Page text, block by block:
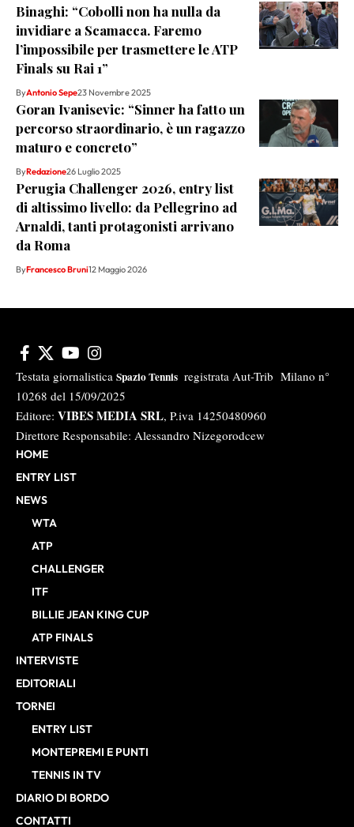
Binaghi: “Cobolli non ha nulla da
invidiare a Scamacca. Faremo
l’impossibile per trasmettere le ATP
Finals su Rai 1”
ByAntonio Sepe23 Novembre 2025
Goran Ivanisevic: “Sinner ha fatto un
percorso straordinario, è un ragazzo
maturo e concreto”
ByRedazione26 Luglio 2025
Perugia Challenger 2026, entry list
di altissimo livello: da Pellegrino ad
Arnaldi, tanti protagonisti arrivano
da Roma
ByFrancesco Bruni12 Maggio 2026
Testata giornalistica Spazio Tennis registrata Aut-Trib Milano n°
10268 del 15/09/2025
Editore: VIBES MEDIA SRL, P.iva 14250480960
Direttore Responsabile: Alessandro Nizegorodcew
HOME
ENTRY LIST
NEWS
WTA
ATP
CHALLENGER
ITF
BILLIE JEAN KING CUP
ATP FINALS
INTERVISTE
EDITORIALI
TORNEI
ENTRY LIST
MONTEPREMI E PUNTI
TENNIS IN TV
DIARIO DI BORDO
CONTATTI